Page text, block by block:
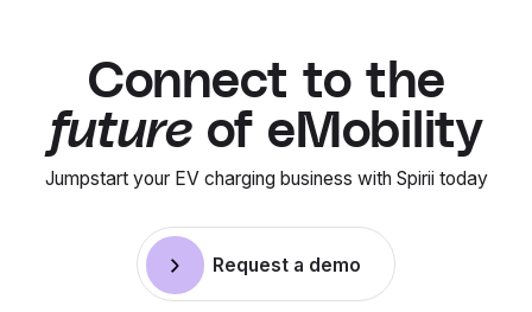
Connect to the
future of eMobility
Jumpstart your EV charging business with Spirii today
Request a demo